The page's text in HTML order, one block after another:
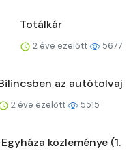
Totálkár
2 éve ezelőtt 5677
az autótolvaj
2 éve ezelőtt 5515
közleménye (1.